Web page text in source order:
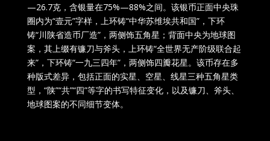
—26.7克，含银量在75%—88%之间。该银币正面中央珠
圈内为“壹元”字样，上环铸“中华苏维埃共和国”，下环
铸“川陕省造币厂造”，两侧饰五角星；背面中央为地球图
案，其上缀有镰刀与斧头，上环铸“全世界无产阶级联合起
来”，下环铸“一九三四年”，两侧饰四瓣花星。该币存在多
种版式差异，包括正面的实星、空星、线星三种五角星类
型，“陕”“共”“四”等字的书写特征变化，以及镰刀、斧头、
地球图案的不同细节变体。